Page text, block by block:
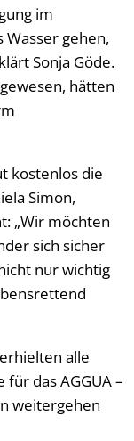
im
gehen,
Sonja Göde.
hätten
kostenlos die
Simon,
„Wir möchten
sich sicher
nur wichtig
alle
das AGGUA –
weitergehen